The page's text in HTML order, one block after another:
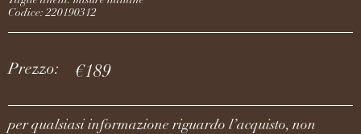
Codice: 220190312
Prezzo: €189
per qualsiasi informazione riguardo l’acquisto, non